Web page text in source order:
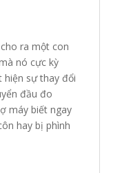
ra một con
nó cực kỳ
hiện sự thay đổi
đầu đo
máy biết ngay
hay bị phình